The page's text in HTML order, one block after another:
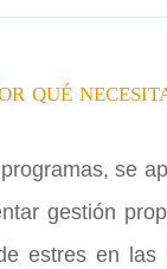
qué
se
gestión
estres en las